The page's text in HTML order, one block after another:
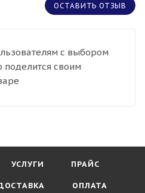
ОСТАВИТЬ ОТЗЫВ
с выбором
поделится своим
УСЛУГИ ПРАЙС
ОПЛАТА